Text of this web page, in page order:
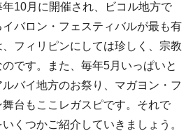
10月に開催され、ビコル地方で
バロン・フェスティバルが最も有
フィリピンにしては珍しく、宗教
です。また、毎年5月いっぱいと
バイ地方のお祭り、マガヨン・フ
台もここレガスピです。それで
くつかご紹介していきましょう。